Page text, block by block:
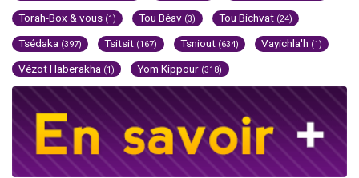
Torah-Box & vous (1) Tou Béav (3) Tou Bichvat (24)
Tsédaka (397) Tsitsit (167) Tsniout (634) Vayichla'h (1)
Vézot Haberakha (1) Yom Kippour (318)